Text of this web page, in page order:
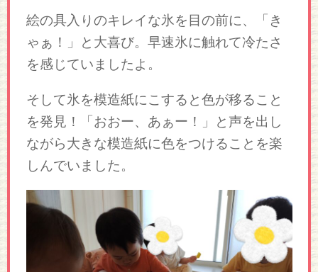
絵の具入りのキレイな氷を目の前に、「き
ゃぁ！」と大喜び。早速氷に触れて冷たさ
を感じていましたよ。
そして氷を模造紙にこすると色が移ること
を発見！「おおー、あぁー！」と声を出し
ながら大きな模造紙に色をつけることを楽
しんでいました。